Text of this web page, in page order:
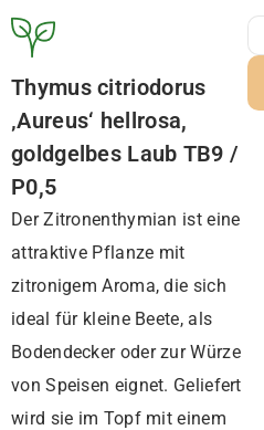
Thymus citriodorus
‚Aureus‘ hellrosa,
goldgelbes Laub TB9 /
P0,5
Der Zitronenthymian ist eine
attraktive Pflanze mit
zitronigem Aroma, die sich
ideal für kleine Beete, als
Bodendecker oder zur Würze
von Speisen eignet. Geliefert
wird sie im Topf mit einem